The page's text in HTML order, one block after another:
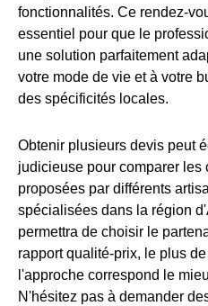
fonctionnalités. Ce rendez-
essentiel pour que le
une solution parfaitement
votre mode de vie et à votre
des spécificités locales.
Obtenir plusieurs devis peut
judicieuse pour comparer les
proposées par différents
spécialisées dans la région
permettra de choisir le
rapport qualité-prix, le plus
l'approche correspond le
N'hésitez pas à demander